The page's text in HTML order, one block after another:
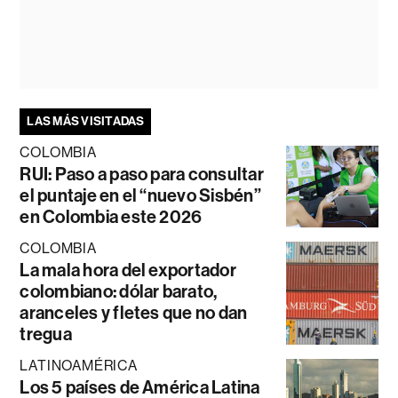
LAS MÁS VISITADAS
COLOMBIA
RUI: Paso a paso para consultar
el puntaje en el “nuevo Sisbén”
en Colombia este 2026
COLOMBIA
La mala hora del exportador
colombiano: dólar barato,
aranceles y fletes que no dan
tregua
LATINOAMÉRICA
Los 5 países de América Latina